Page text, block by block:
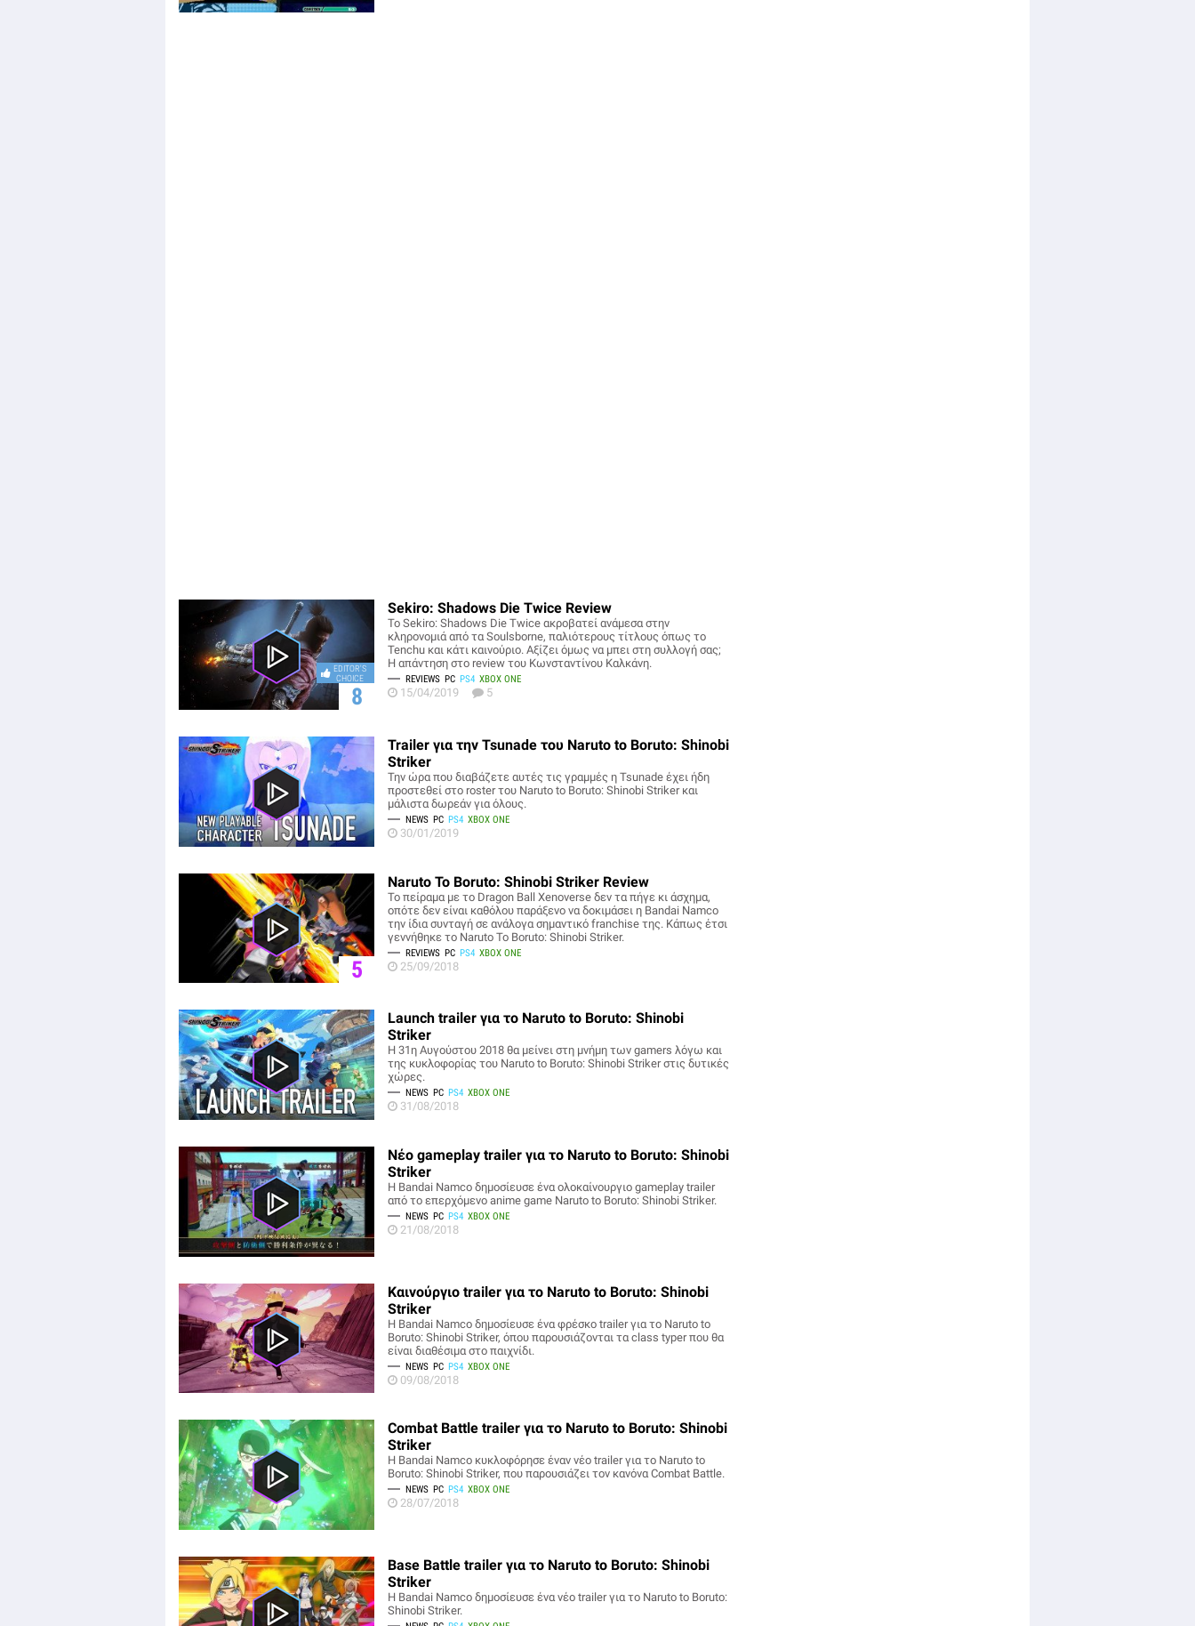
EDITOR'S
CHOICE
8
Sekiro: Shadows Die Twice Review
Το Sekiro: Shadows Die Twice ακροβατεί ανάμεσα στην
κληρονομιά από τα Soulsborne, παλιότερους τίτλους όπως το
Tenchu και κάτι καινούριο. Αξίζει όμως να μπει στη συλλογή σας;
Η απάντηση στο review του Κωνσταντίνου Καλκάνη.
REVIEWS PC PS4 XBOX ONE
15/04/2019 5
Trailer για την Tsunade του Naruto to Boruto: Shinobi
Striker
Την ώρα που διαβάζετε αυτές τις γραμμές η Tsunade έχει ήδη
προστεθεί στο roster του Naruto to Boruto: Shinobi Striker και
μάλιστα δωρεάν για όλους.
NEWS PC PS4 XBOX ONE
30/01/2019
5
Naruto To Boruto: Shinobi Striker Review
Το πείραμα με το Dragon Ball Xenoverse δεν τα πήγε κι άσχημα,
οπότε δεν είναι καθόλου παράξενο να δοκιμάσει η Bandai Namco
την ίδια συνταγή σε ανάλογα σημαντικό franchise της. Κάπως έτσι
γεννήθηκε το Naruto To Boruto: Shinobi Striker.
REVIEWS PC PS4 XBOX ONE
25/09/2018
Launch trailer για το Naruto to Boruto: Shinobi
Striker
H 31η Αυγούστου 2018 θα μείνει στη μνήμη των gamers λόγω και
της κυκλοφορίας του Naruto to Boruto: Shinobi Striker στις δυτικές
χώρες.
NEWS PC PS4 XBOX ONE
31/08/2018
Νέο gameplay trailer για το Naruto to Boruto: Shinobi
Striker
Η Bandai Namco δημοσίευσε ένα ολοκαίνουργιο gameplay trailer
από το επερχόμενο anime game Naruto to Boruto: Shinobi Striker.
NEWS PC PS4 XBOX ONE
21/08/2018
Καινούργιο trailer για το Naruto to Boruto: Shinobi
Striker
Η Bandai Namco δημοσίευσε ένα φρέσκο trailer για το Naruto to
Boruto: Shinobi Striker, όπου παρουσιάζονται τα class typer που θα
είναι διαθέσιμα στο παιχνίδι.
NEWS PC PS4 XBOX ONE
09/08/2018
Combat Battle trailer για το Naruto to Boruto: Shinobi
Striker
Η Bandai Namco κυκλοφόρησε έναν νέο trailer για το Naruto to
Boruto: Shinobi Striker, που παρουσιάζει τον κανόνα Combat Battle.
NEWS PC PS4 XBOX ONE
28/07/2018
Base Battle trailer για το Naruto to Boruto: Shinobi
Striker
Η Bandai Namco δημοσίευσε ένα νέο trailer για το Naruto to Boruto:
Shinobi Striker.